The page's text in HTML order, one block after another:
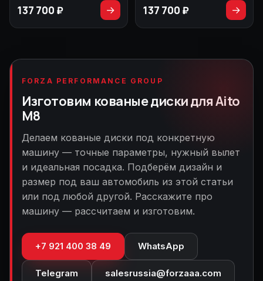
137 700 ₽ → 137 700 ₽ →
FORZA PERFORMANCE GROUP
Изготовим кованые диски для Aito
M8
Делаем кованые диски под конкретную
машину — точные параметры, нужный вылет
и идеальная посадка. Подберём дизайн и
размер под ваш автомобиль из этой статьи
или под любой другой. Расскажите про
машину — рассчитаем и изготовим.
+7 921 400 38 49 WhatsApp
Telegram salesrussia@forzaaa.com